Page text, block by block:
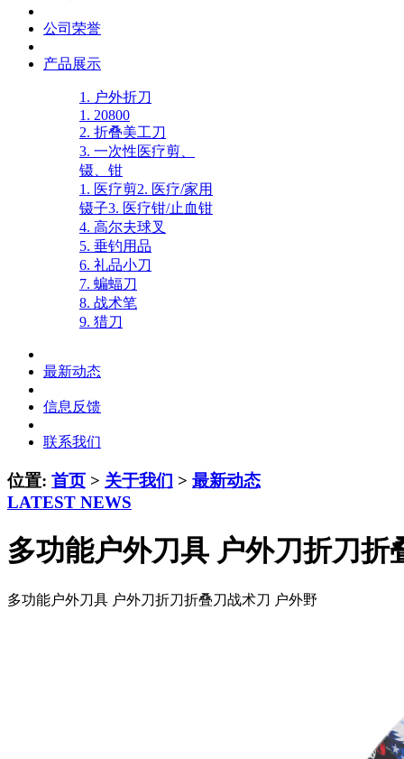
公司荣誉
产品展示
1. 户外折刀
1. 20800
2. 折叠美工刀
3. 一次性医疗剪、
镊、钳
1. 医疗剪2. 医疗/家用
镊子3. 医疗钳/止血钳
4. 高尔夫球叉
5. 垂钓用品
6. 礼品小刀
7. 蝙蝠刀
8. 战术笔
9. 猎刀
最新动态
信息反馈
联系我们
位置: 首页 > 关于我们 > 最新动态
LATEST NEWS
多功能户外刀具 户外刀折刀折
多功能户外刀具 户外刀折刀折叠刀战术刀 户外野